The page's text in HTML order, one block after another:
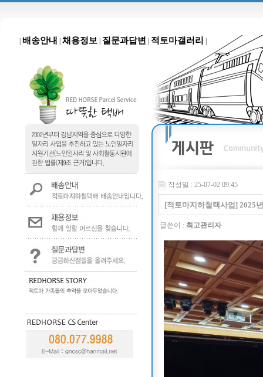
배송안내 채용정보 질문과답변 적토마갤러리
작성일 : 25-07-02 09:45
[적토마지하철택사업] 2025
글쓴이 : 최고관리자